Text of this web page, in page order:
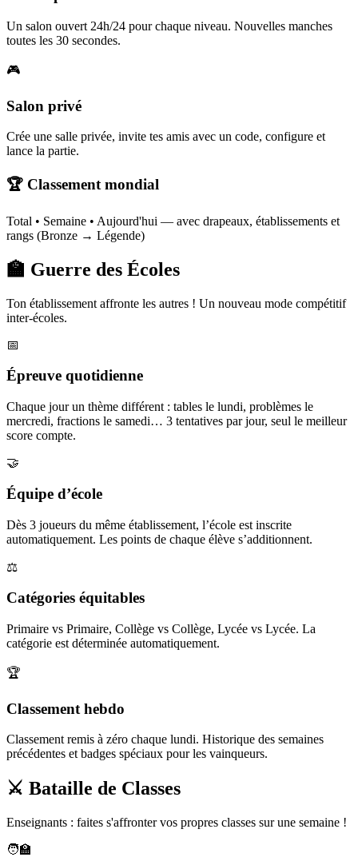
Un salon ouvert 24h/24 pour chaque niveau. Nouvelles manches
toutes les 30 secondes.
🎮
Salon privé
Crée une salle privée, invite tes amis avec un code, configure et
lance la partie.
🏆 Classement mondial
Total • Semaine • Aujourd'hui — avec drapeaux, établissements et
rangs (Bronze → Légende)
🏫 Guerre des Écoles
Ton établissement affronte les autres ! Un nouveau mode compétitif
inter-écoles.
📅
Épreuve quotidienne
Chaque jour un thème différent : tables le lundi, problèmes le
mercredi, fractions le samedi… 3 tentatives par jour, seul le meilleur
score compte.
🤝
Équipe d’école
Dès 3 joueurs du même établissement, l’école est inscrite
automatiquement. Les points de chaque élève s’additionnent.
⚖️
Catégories équitables
Primaire vs Primaire, Collège vs Collège, Lycée vs Lycée. La
catégorie est déterminée automatiquement.
🏆
Classement hebdo
Classement remis à zéro chaque lundi. Historique des semaines
précédentes et badges spéciaux pour les vainqueurs.
⚔️ Bataille de Classes
Enseignants : faites s'affronter vos propres classes sur une semaine !
🧑‍🏫